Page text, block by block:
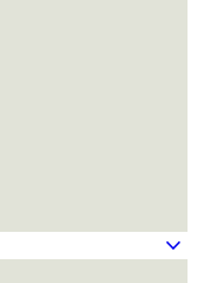
keyboard_arrow_down